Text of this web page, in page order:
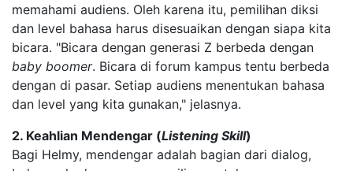
memahami audiens. Oleh karena itu, pemilihan diksi
dan level bahasa harus disesuaikan dengan siapa kita
bicara. "Bicara dengan generasi Z berbeda dengan
baby boomer. Bicara di forum kampus tentu berbeda
dengan di pasar. Setiap audiens menentukan bahasa
dan level yang kita gunakan," jelasnya.
2. Keahlian Mendengar (Listening Skill)
Bagi Helmy, mendengar adalah bagian dari dialog,